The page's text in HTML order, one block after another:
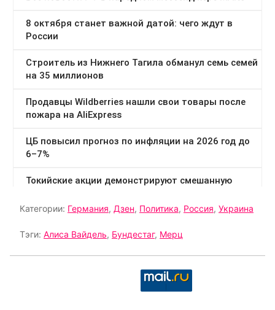
Категории: Германия, Дзен, Политика, Россия, Украина
Тэги: Алиса Вайдель, Бундестаг, Мерц